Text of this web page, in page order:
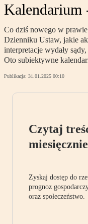
Kalendarium
Co dziś nowego w
Dzienniku Ustaw, jakie
interpretacje wydały
Oto subiektywne
Publikacja: 31.01.2025 00:10
Czytaj
Zyskaj dostęp do
prognoz
oraz społeczeństwo.